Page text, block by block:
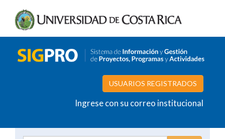
USUARIOS REGISTRADOS
Ingrese con su correo institucional